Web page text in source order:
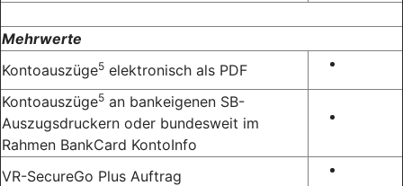
Mehrwerte
Kontoauszüge5 elektronisch als PDF
Kontoauszüge5 an bankeigenen SB-
Auszugsdruckern oder bundesweit im
Rahmen BankCard KontoInfo
VR-SecureGo Plus Auftrag